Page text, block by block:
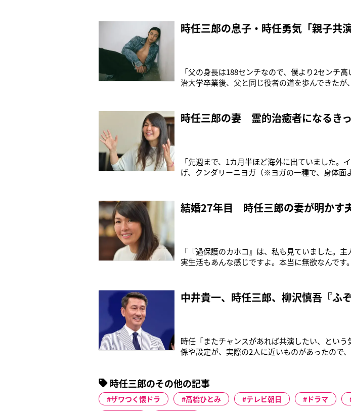
や恋愛への葛藤を描いた青春群像劇。パート1
の1つに。「高校3年生の夏休み
時任三郎の息子・時任勇気「親子共
「父の身長は188センチなので、僕より2センチ
治大学卒業後、父と同じ役者の道を歩んできた
言することを決意した。「僕の評価が父にも影
これまで以上に頑張り
時任三郎の妻 霊的治癒者になるき
「先週まで、1カ月半ほど海外に出ていました
げ、クンダリーニヨガ（※ヨガの一種で、身体面
大切なメッセージに恵まれることに感謝してい
任千佳さん（50）。ライフ・カウン
結婚27年目 時任三郎の妻が明か
「『過保護のカホコ』は、私も見ていました。
実生活もあんな感じですよ。本当に無欲なんで
ランドの名前も知らないし……、あっユニクロ
ながら、やっとたどり着けるよ
中井貴一、時任三郎、柳沢慎吾『ふ
時任「またチャンスがあれば共演したい、とい
係や設定が、実際の2人に近いものがあったので
感じはしなかった。僕らは戦友という感じ。い
の映画『グッドモーニングショー』
時任三郎のその他の記事
ザワつく懐ドラ 高橋ひとみ テレビ朝日 ドラマ